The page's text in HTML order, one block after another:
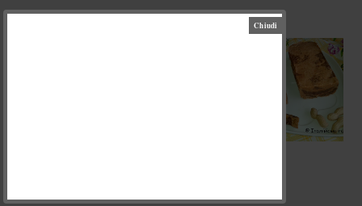
ПОДІБНІ РЕЦЕПТИ
ЩЕРБЕТ